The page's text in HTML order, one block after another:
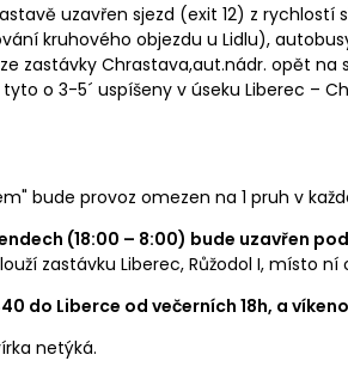
uzavřen sjezd (exit 12) z
kruhového objezdu u Lidlu),
zastávky Chrastava,aut.nádr. opět
o 3-5´ uspíšeny v úseku Liberec –
bude provoz omezen na 1 pruh v
(18:00 – 8:00) bude uzavřen
zastávku Liberec, Růžodol I, místo ní
do Liberce od večerních 18h, a
netýká.